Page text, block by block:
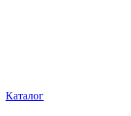
Каталог